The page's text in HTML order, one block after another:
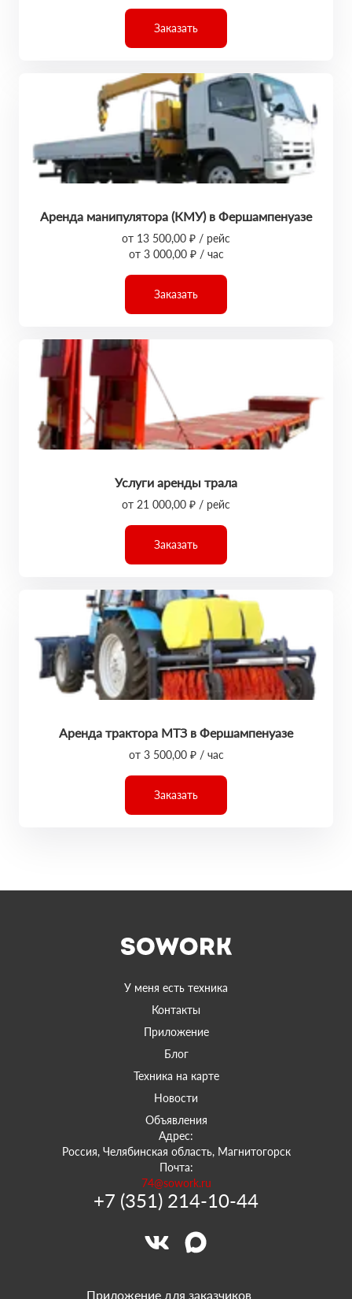
Заказать
Аренда манипулятора (КМУ) в Фершампенуазе
от 13 500,00 ₽ / рейс
от 3 000,00 ₽ / час
Заказать
Услуги аренды трала
от 21 000,00 ₽ / рейс
Заказать
Аренда трактора МТЗ в Фершампенуазе
от 3 500,00 ₽ / час
Заказать
У меня есть техника
Контакты
Приложение
Блог
Техника на карте
Новости
Объявления
Адрес:
Россия, Челябинская область, Магнитогорск
Почта:
74@sowork.ru
+7 (351) 214-10-44
Приложение для заказчиков